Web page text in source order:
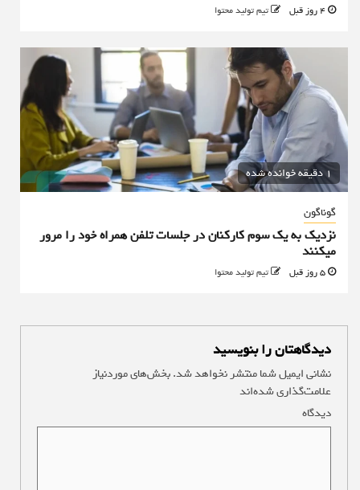
تیم تولید محتوا
1 دقیقه خوانده شده
گوناگون
نزدیک به یک سوم کارکنان در جلسات تلفن همراه خود را مرور
میکنند
تیم تولید محتوا
دیدگاهتان را بنویسید
نشانی ایمیل شما منتشر نخواهد شد.بخش‌های موردنیاز
علامت‌گذاری شده‌اند
دیدگاه